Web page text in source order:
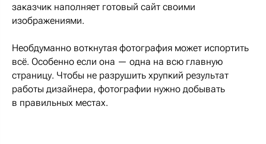
заказчик наполняет готовый сайт своими
изображениями.
Необдуманно воткнутая фотография может испортить
всё. Особенно если она — одна на всю главную
страницу. Чтобы не разрушить хрупкий результат
работы дизайнера, фотографии нужно добывать
в правильных местах.